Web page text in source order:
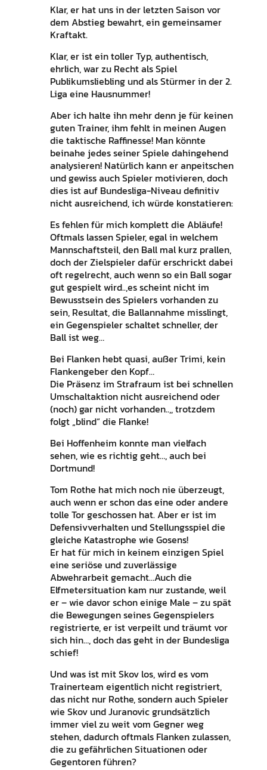
Klar, er hat uns in der letzten Saison vor
dem Abstieg bewahrt, ein gemeinsamer
Kraftakt.
Klar, er ist ein toller Typ, authentisch,
ehrlich, war zu Recht als Spiel
Publikumsliebling und als Stürmer in der 2.
Liga eine Hausnummer!
Aber ich halte ihn mehr denn je für keinen
guten Trainer, ihm fehlt in meinen Augen
die taktische Raffinesse! Man könnte
beinahe jedes seiner Spiele dahingehend
analysieren! Natürlich kann er anpeitschen
und gewiss auch Spieler motivieren, doch
dies ist auf Bundesliga-Niveau definitiv
nicht ausreichend, ich würde konstatieren:
Es fehlen für mich komplett die Abläufe!
Oftmals lassen Spieler, egal in welchem
Mannschaftsteil, den Ball mal kurz prallen,
doch der Zielspieler dafür erschrickt dabei
oft regelrecht, auch wenn so ein Ball sogar
gut gespielt wird..,es scheint nicht im
Bewusstsein des Spielers vorhanden zu
sein, Resultat, die Ballannahme misslingt,
ein Gegenspieler schaltet schneller, der
Ball ist weg…
Bei Flanken hebt quasi, außer Trimi, kein
Flankengeber den Kopf…
Die Präsenz im Strafraum ist bei schnellen
Umschaltaktion nicht ausreichend oder
(noch) gar nicht vorhanden..,, trotzdem
folgt „blind“ die Flanke!
Bei Hoffenheim konnte man vielfach
sehen, wie es richtig geht…, auch bei
Dortmund!
Tom Rothe hat mich noch nie überzeugt,
auch wenn er schon das eine oder andere
tolle Tor geschossen hat. Aber er ist im
Defensivverhalten und Stellungsspiel die
gleiche Katastrophe wie Gosens!
Er hat für mich in keinem einzigen Spiel
eine seriöse und zuverlässige
Abwehrarbeit gemacht…Auch die
Elfmetersituation kam nur zustande, weil
er – wie davor schon einige Male – zu spät
die Bewegungen seines Gegenspielers
registrierte, er ist verpeilt und träumt vor
sich hin…, doch das geht in der Bundesliga
schief!
Und was ist mit Skov los, wird es vom
Trainerteam eigentlich nicht registriert,
das nicht nur Rothe, sondern auch Spieler
wie Skov und Juranovic grundsätzlich
immer viel zu weit vom Gegner weg
stehen, dadurch oftmals Flanken zulassen,
die zu gefährlichen Situationen oder
Gegentoren führen?